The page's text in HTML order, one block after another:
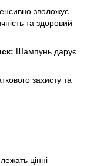
зволожує
та здоровий
Шампунь дарує
захисту та
цінні